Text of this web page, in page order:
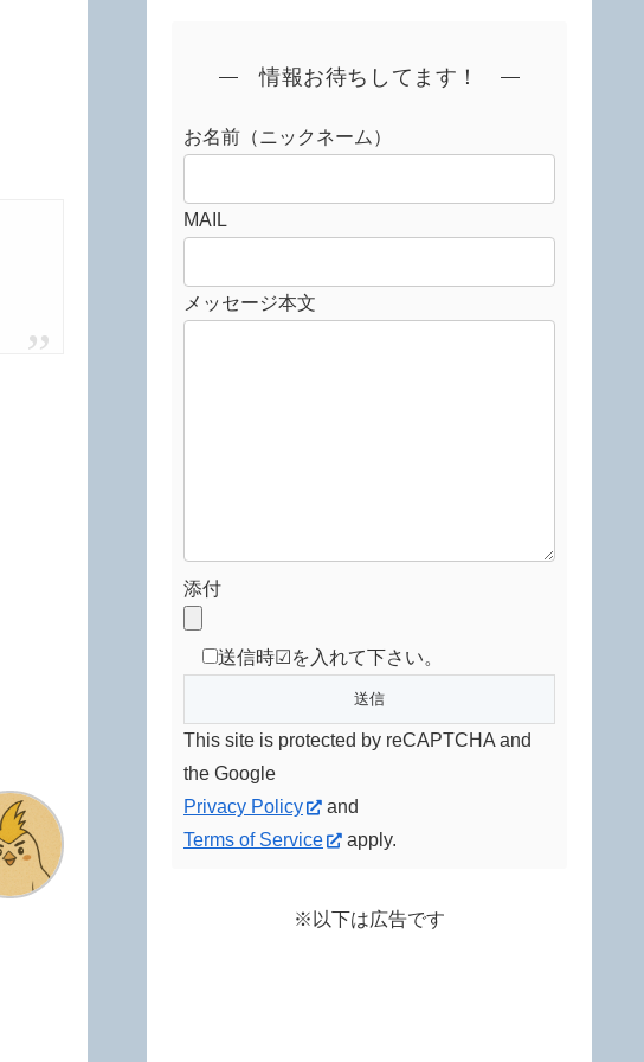
情報お待ちしてます！
お名前（ニックネーム）
MAIL
メッセージ本文
添付
送信時☑を入れて下さい。
This site is protected by reCAPTCHA and
the Google
Privacy Policy
and
Terms of Service
apply.
※以下は広告です